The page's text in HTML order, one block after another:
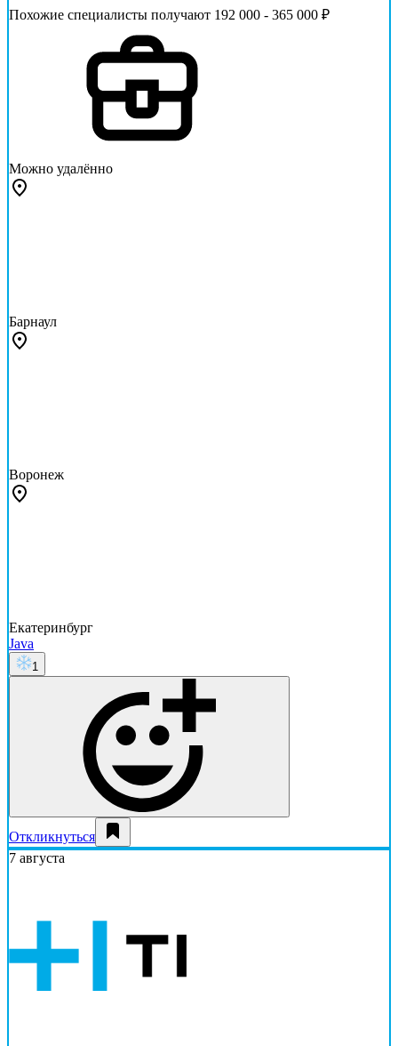
Похожие специалисты получают 192 000 - 365 000 ₽
Можно удалённо
Барнаул
Воронеж
Екатеринбург
Java
1
Откликнуться
7 августа